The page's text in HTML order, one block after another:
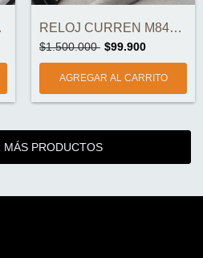
RELOJ CURREN M8460 ORIGINAL
$1.500.000 $99.900
MÁS PRODUCTOS